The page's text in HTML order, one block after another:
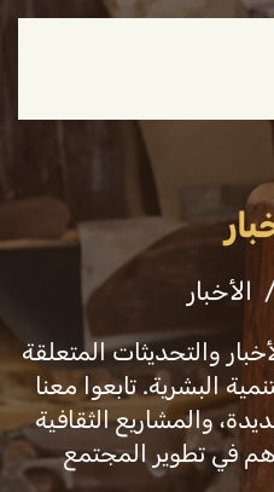
الأخبار
والتحديثات المتعلقة
البشرية. تابعوا معنا
والمشاريع الثقافية
في تطوير المجتمع